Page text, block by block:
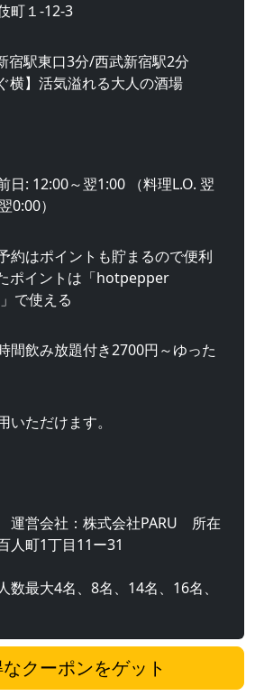
町１-12-3
宿駅東口3分/西武新宿駅2分
横】活気溢れる大人の酒場
日: 12:00～翌1:00 （料理L.O. 翌
0:00）
約はポイントも貯まるので便利
ポイントは「hotpepper
で使える
間飲み放題付き2700円～ゆった
ただけます。
運営会社：株式会社PARU 所在
人町1丁目11ー31
数最大4名、8名、14名、16名、
クーポンをゲット